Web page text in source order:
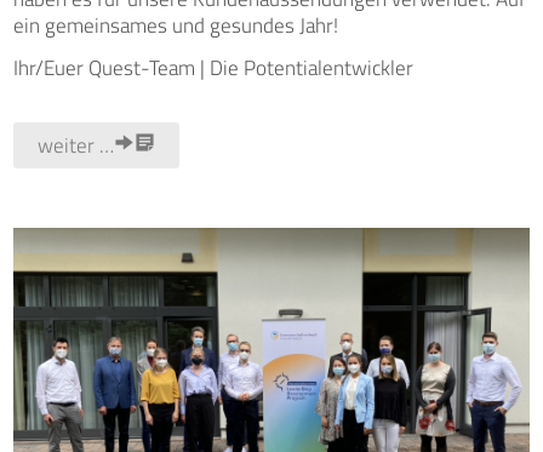
ein gemeinsames und gesundes Jahr!
Ihr/Euer Quest-Team | Die Potentialentwickler
weiter …